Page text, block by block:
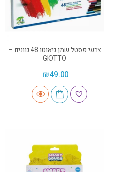
צבעי פסטל שמן גיאוטו 48 גוונים –
GIOTTO
₪49.00